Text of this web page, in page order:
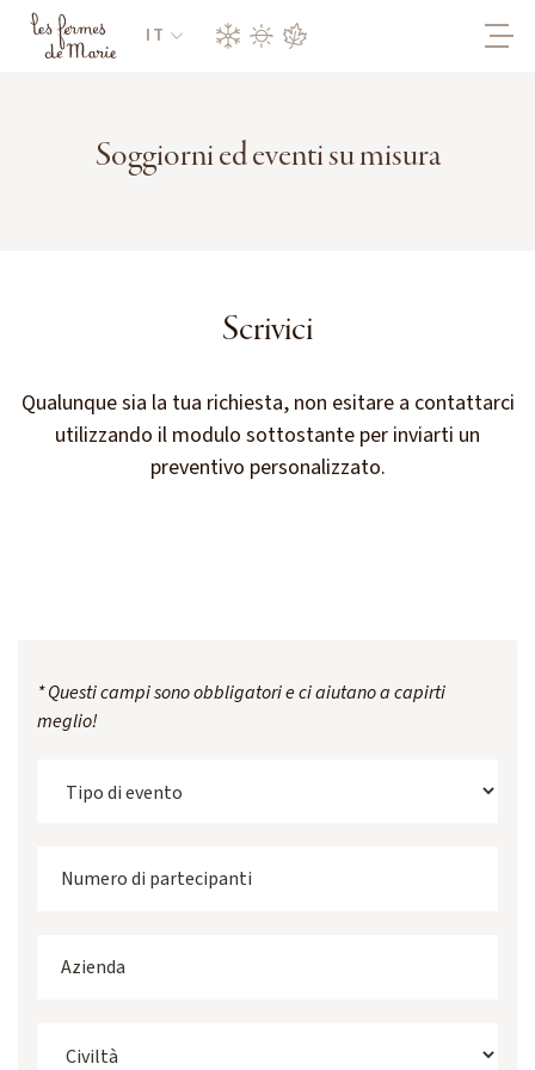
IT
Soggiorni ed eventi su misura
Scrivici
Qualunque sia la tua richiesta, non esitare a contattarci
utilizzando il modulo sottostante per inviarti un
preventivo personalizzato.
* Questi campi sono obbligatori e ci aiutano a capirti
meglio!